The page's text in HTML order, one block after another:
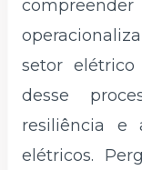
setor
desse
resiliência e
elétricos.